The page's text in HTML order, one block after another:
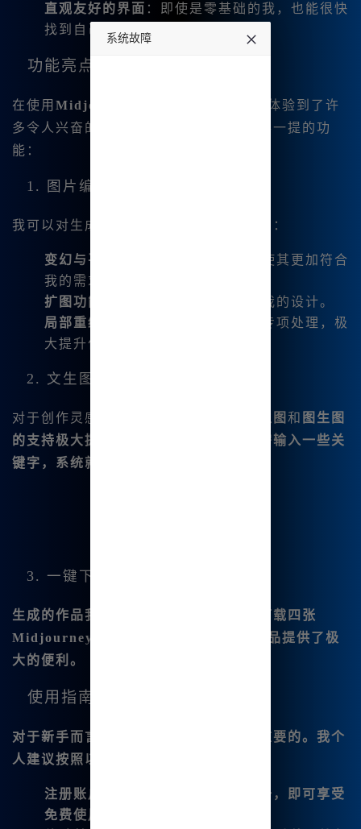
直观友好的界面 ：即使是零基础的我，也能很快
找到自己想要的功能。
功能亮点
在使用 Midjourney中文版
的过程中，我体验到了许
多令人兴奋的功能。以下是我认为最值得一提的功
能：
1. 图片编辑与微调
我可以对生成的图像进行许多操作，比如：
变幻与平移
：让我可以调整构图，使其更加符合
我的需求。
扩图功能
：我可以轻松放大和裁剪我的设计。
局部重绘
：对画面的特定区域进行专项处理，极
大提升作品的精细度。
2. 文生图与图生图
对于创作灵感常常绊脚的我来说， 文生图 和 图生图
的支持极大提高了我的创作效率。我只需输入一些关
键字，系统就能生成相关的图像。
3. 一键下载与保存
生成的作品我可以轻松保存，支持一键下载四张
Midjourney四宫格图片
，这为我整理作品提供了极
大的便利。
使用指南
对于新手而言，熟悉平台的使用是非常重要的。我个
人建议按照以下步骤进行：
注册账户
注册，即可享受
免费使用的福利。
系统故障